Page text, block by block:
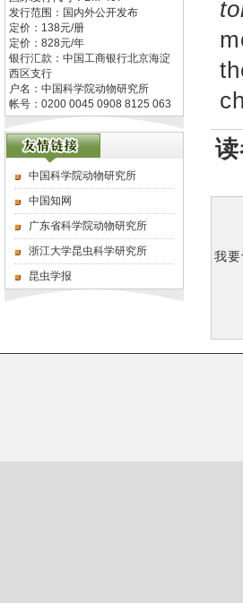
发行范围：国内外公开发布
定价： 138元/册
定价： 828元/年
银行汇款：中国工商银行北京海淀
西区支行
户名：中国科学院动物研究所
帐号：0200 0045 0908 8125 063
中国科学院动物研究所
中国知网
广东省科学院动物研究所
浙江大学昆虫科学研究所
昆虫学报
我要